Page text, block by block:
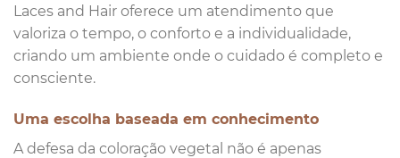
Laces and Hair oferece um atendimento que
valoriza o tempo, o conforto e a individualidade,
criando um ambiente onde o cuidado é completo e
consciente.
Uma escolha baseada em conhecimento
A defesa da coloração vegetal não é apenas